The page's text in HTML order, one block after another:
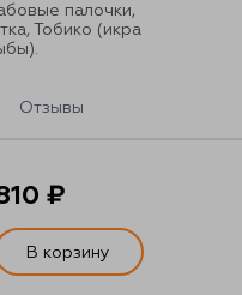
Отзывы
палочки,
Тобико (икра
₽
В корзину